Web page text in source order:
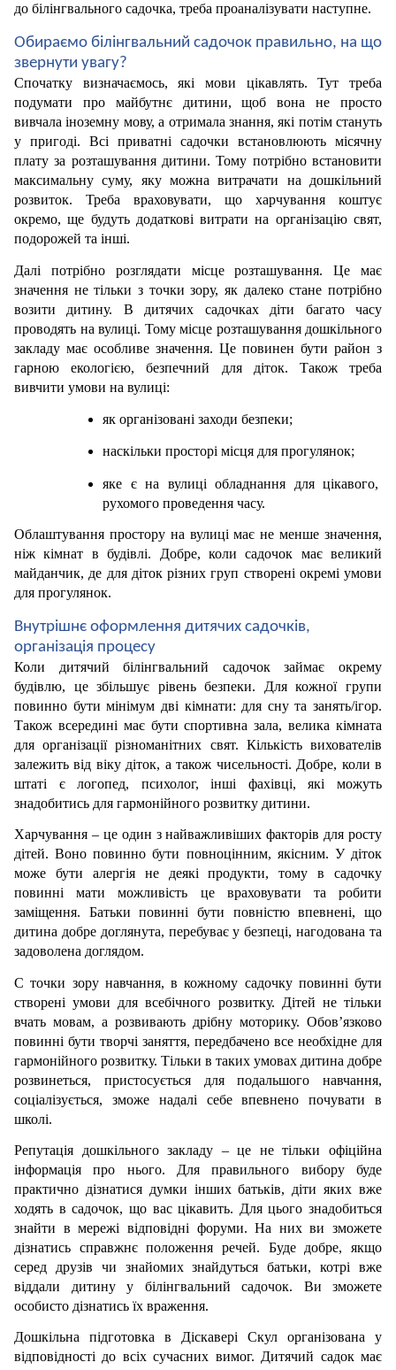
до білінгвального садочка, треба проаналізувати наступне.
Обираємо білінгвальний садочок правильно, на що
звернути увагу?
Спочатку визначаємось, які мови цікавлять. Тут треба
подумати про майбутнє дитини, щоб вона не просто
вивчала іноземну мову, а отримала знання, які потім стануть
у пригоді. Всі приватні садочки встановлюють місячну
плату за розташування дитини. Тому потрібно встановити
максимальну суму, яку можна витрачати на дошкільний
розвиток. Треба враховувати, що харчування коштує
окремо, ще будуть додаткові витрати на організацію свят,
подорожей та інші.
Далі потрібно розглядати місце розташування. Це має
значення не тільки з точки зору, як далеко стане потрібно
возити дитину. В дитячих садочках діти багато часу
проводять на вулиці. Тому місце розташування дошкільного
закладу має особливе значення. Це повинен бути район з
гарною екологією, безпечний для діток. Також треба
вивчити умови на вулиці:
як організовані заходи безпеки;
наскільки просторі місця для прогулянок;
яке є на вулиці обладнання для цікавого,
рухомого проведення часу.
Облаштування простору на вулиці має не менше значення,
ніж кімнат в будівлі. Добре, коли садочок має великий
майданчик, де для діток різних груп створені окремі умови
для прогулянок.
Внутрішнє оформлення дитячих садочків,
організація процесу
Коли дитячий білінгвальний садочок займає окрему
будівлю, це збільшує рівень безпеки. Для кожної групи
повинно бути мінімум дві кімнати: для сну та занять/ігор.
Також всередині має бути спортивна зала, велика кімната
для організації різноманітних свят. Кількість вихователів
залежить від віку діток, а також чисельності. Добре, коли в
штаті є логопед, психолог, інші фахівці, які можуть
знадобитись для гармонійного розвитку дитини.
Харчування – це один з найважливіших факторів для росту
дітей. Воно повинно бути повноцінним, якісним. У діток
може бути алергія не деякі продукти, тому в садочку
повинні мати можливість це враховувати та робити
заміщення. Батьки повинні бути повністю впевнені, що
дитина добре доглянута, перебуває у безпеці, нагодована та
задоволена доглядом.
С точки зору навчання, в кожному садочку повинні бути
створені умови для всебічного розвитку. Дітей не тільки
вчать мовам, а розвивають дрібну моторику. Обов’язково
повинні бути творчі заняття, передбачено все необхідне для
гармонійного розвитку. Тільки в таких умовах дитина добре
розвинеться, пристосується для подальшого навчання,
соціалізується, зможе надалі себе впевнено почувати в
школі.
Репутація дошкільного закладу – це не тільки офіційна
інформація про нього. Для правильного вибору буде
практично дізнатися думки інших батьків, діти яких вже
ходять в садочок, що вас цікавить. Для цього знадобиться
знайти в мережі відповідні форуми. На них ви зможете
дізнатись справжнє положення речей. Буде добре, якщо
серед друзів чи знайомих знайдуться батьки, котрі вже
віддали дитину у білінгвальний садочок. Ви зможете
особисто дізнатись їх враження.
Дошкільна підготовка в Діскавері Скул організована у
відповідності до всіх сучасних вимог. Дитячий садок має